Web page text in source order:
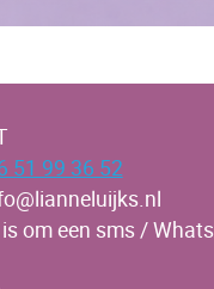
51 99 36 52
om een sms /